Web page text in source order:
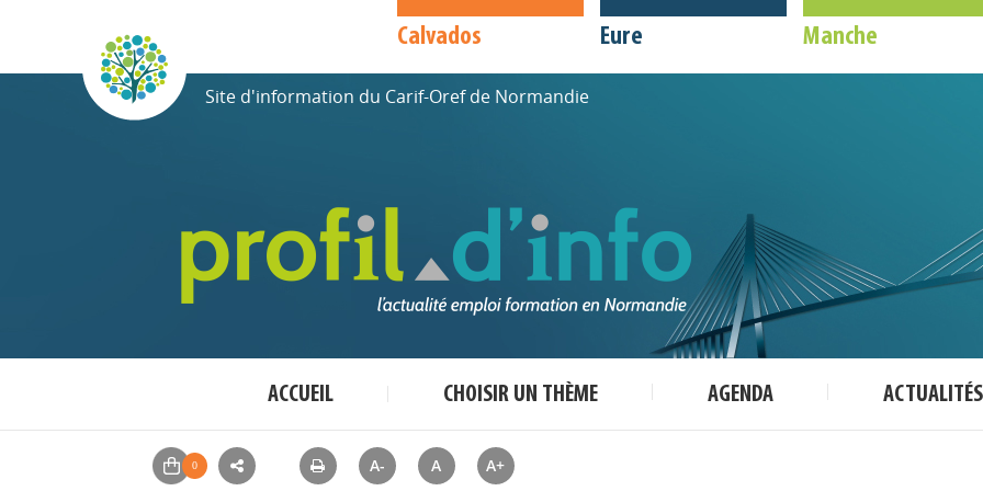
Calvados Eure Manche
Site d'information du Carif-Oref de Normandie
ACCUEIL CHOISIR UN THÈME AGENDA ACTUALITÉS
A- A A+